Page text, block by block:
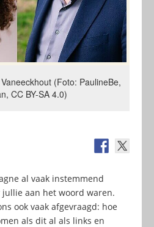
(Foto: PaulineBe,
CC BY-SA 4.0)
al vaak instemmend
aan het woord waren.
ook vaak afgevraagd: hoe
als dit al als links en